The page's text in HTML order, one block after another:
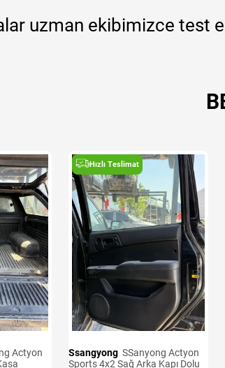
uzman ekibimizce test
Hızlı Teslimat
Ssangyong
Sports 4x2 Sağ Arka Kapı Dolu